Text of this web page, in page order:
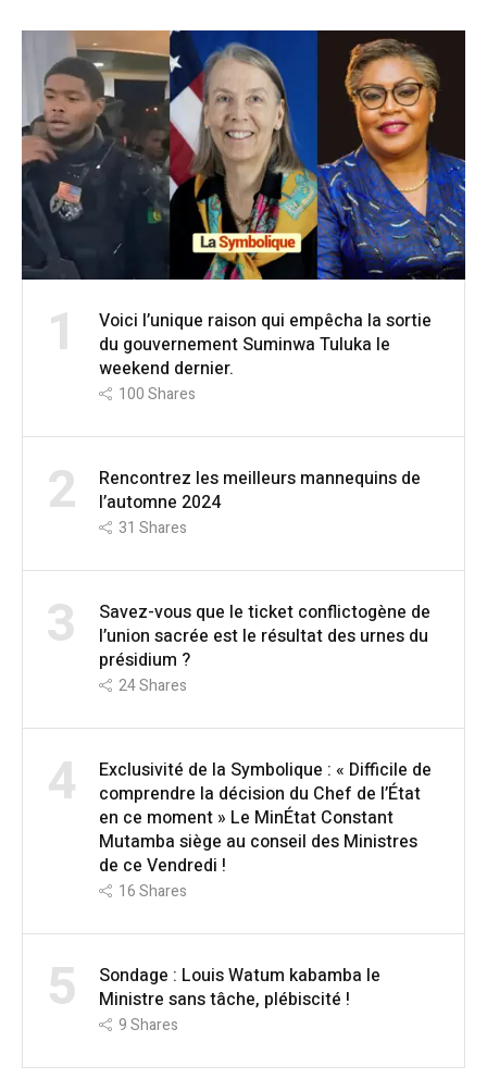
1
Voici l’unique raison qui empêcha la sortie
du gouvernement Suminwa Tuluka le
weekend dernier.
100Shares
2
Rencontrez les meilleurs mannequins de
l’automne 2024
31 Shares
3
Savez-vous que le ticket conflictogène de
l’union sacrée est le résultat des urnes du
présidium ?
24Shares
4
Exclusivité de la Symbolique : « Difficile de
comprendre la décision du Chef de l’État
en ce moment » Le MinÉtat Constant
Mutamba siège au conseil des Ministres
de ce Vendredi !
16Shares
5
Sondage : Louis Watum kabamba le
Ministre sans tâche, plébiscité !
9Shares